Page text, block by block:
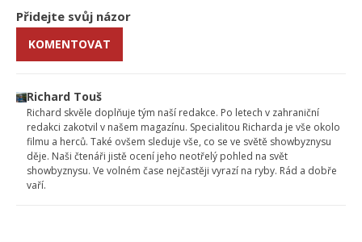
Přidejte svůj názor
KOMENTOVAT
Richard Touš
Richard skvěle doplňuje tým naší redakce. Po letech v zahraniční
redakci zakotvil v našem magazínu. Specialitou Richarda je vše okolo
filmu a herců. Také ovšem sleduje vše, co se ve světě showbyznysu
děje. Naši čtenáři jistě ocení jeho neotřelý pohled na svět
showbyznysu. Ve volném čase nejčastěji vyrazí na ryby. Rád a dobře
vaří.